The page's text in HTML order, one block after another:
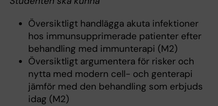
Översiktligt handlägga akuta infektioner
hos immunsupprimerade patienter efter
behandling med immunterapi (M2)
Översiktligt argumentera för risker och
nytta med modern cell- och genterapi
jämför med den behandling som erbjuds
idag (M2)